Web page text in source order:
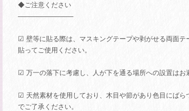
◆ご注意ください
────────────
☑ 壁等に貼る際は、マスキングテープや剥がせる両面テ
貼ってご使用ください。
☑ 万一の落下に考慮し、人が下を通る場所への設置はお
☑ 天然素材を使用しており、木目や節があり色目にばら
でご了承ください。